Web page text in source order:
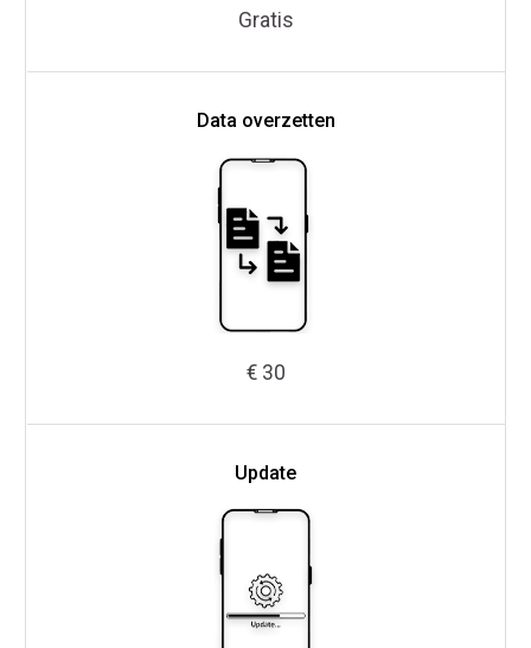
Gratis
Data overzetten
€ 30
Update